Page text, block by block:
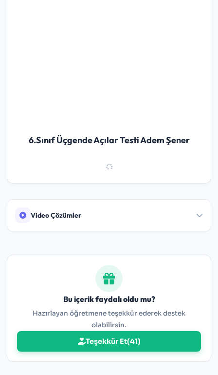
6.Sınıf Üçgende Açılar Testi Adem Şener
Video Çözümler
Bu içerik faydalı oldu mu?
Hazırlayan öğretmene teşekkür ederek destek
olabilirsin.
Teşekkür Et(41)